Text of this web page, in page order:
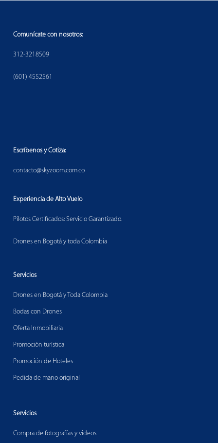
Comunícate con nosotros:
312-3218509
(601) 4552561
Escríbenos y Cotiza:
contacto@skyzoom.com.co
Experiencia de Alto Vuelo
Pilotos Certificados: Servicio Garantizado.
Drones en Bogotá y toda Colombia
Servicios
Drones en Bogotá y Toda Colombia
Bodas con Drones
Oferta Inmobiliaria
Promoción turística
Promoción de Hoteles
Pedida de mano original
Servicios
Compra de fotografías y videos